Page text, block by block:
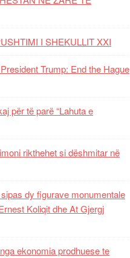
I SHEKULLIT XXI
Trump: End the Hague
për të parë “Lahuta e
rikthehet si dëshmitar në
dy figurave monumentale
Koliqit dhe At Gjergj
ekonomia prodhuese te